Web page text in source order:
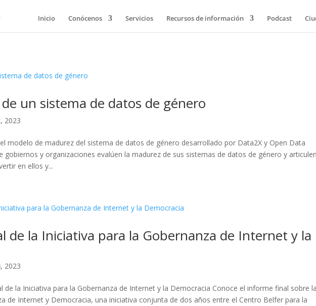
Inicio Conócenos Servicios Recursos de información Podcast
un sistema de datos de género
2023
modelo de madurez del sistema de datos de género desarrollado por Data2X y Open Data
gobiernos y organizaciones evalúen la madurez de sus sistemas de datos de género y articulen
en ellos y...
de la Iniciativa para la Gobernanza de Internet y la
2023
de la Iniciativa para la Gobernanza de Internet y la Democracia Conoce el informe final sobre la
de Internet y Democracia, una iniciativa conjunta de dos años entre el Centro Belfer para la